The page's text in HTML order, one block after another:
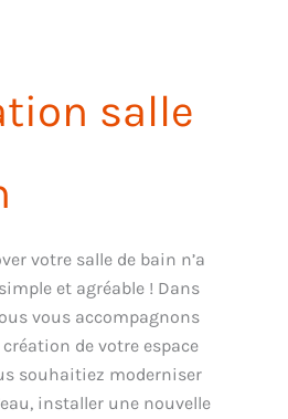
salle
votre salle de bain n’a
et agréable ! Dans
vous accompagnons
de votre espace
souhaitiez moderniser
installer une nouvelle